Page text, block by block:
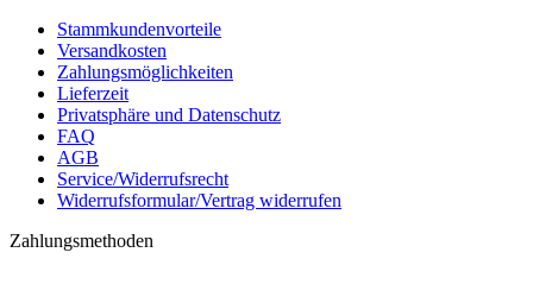
Stammkundenvorteile
Versandkosten
Zahlungsmöglichkeiten
Lieferzeit
Privatsphäre und Datenschutz
FAQ
AGB
Service/Widerrufsrecht
Widerrufsformular/Vertrag widerrufen
Zahlungsmethoden